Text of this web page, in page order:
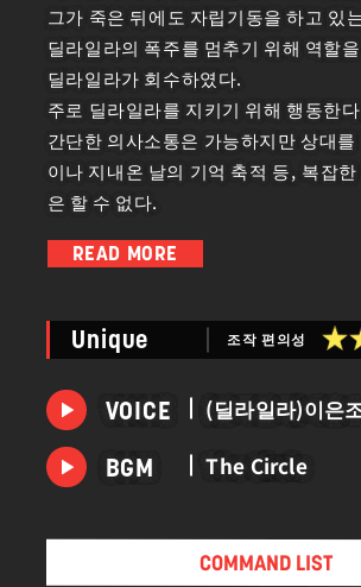
그가 죽은 뒤에도 자립기동을 하고 있
딜라일라의 폭주를 멈추기 위해 역할
딜라일라가 회수하였다.
주로 딜라일라를 지키기 위해 행동한
간단한 의사소통은 가능하지만 상대를
이나 지내온 날의 기억 축적 등, 복잡
은 할 수 없다.
베드맨의 여동생.
오빠와 같은 특이체질이자, 타고난 사
게 높아 꿈을 통해서만 활동할 수 있었
마지막 힘으로 인해 발동한 절대확정세
세계로 나오게 되었다.
현실세계에 신체를 고정하기 위한 조치
(딜라일라 본인은 이를 알아차리지 못
곁에는 항상 오빠의 침대가 붙어있으며
READ MORE
Unique 조작 편의성
VOICE (딜라일라)이은
BGM The Circle
COMMAND LIST